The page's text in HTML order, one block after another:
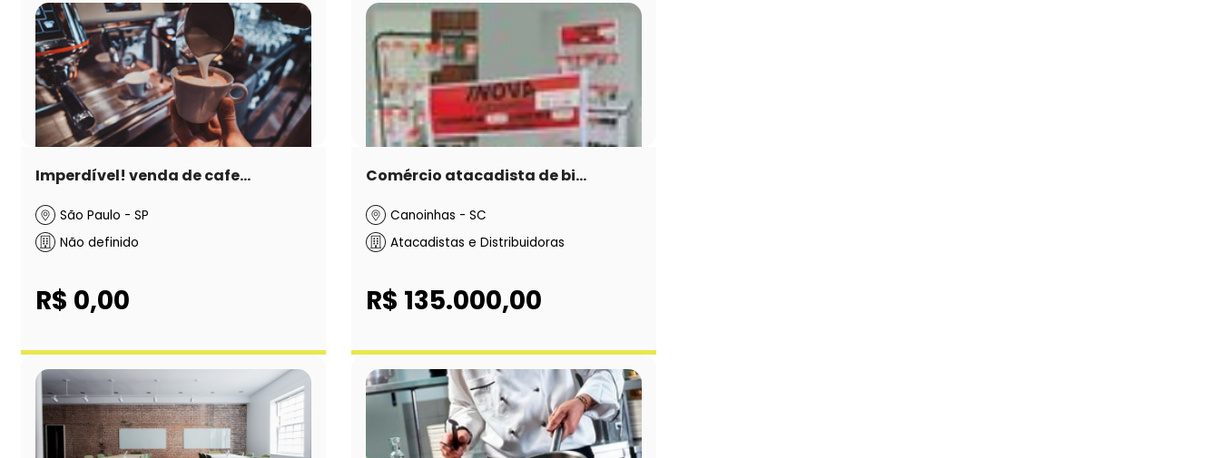
Imperdível! venda de cafe...
São Paulo - SP
Não definido
R$ 0,00
Comércio atacadista de bi...
Canoinhas - SC
Atacadistas e Distribuidoras
R$ 135.000,00